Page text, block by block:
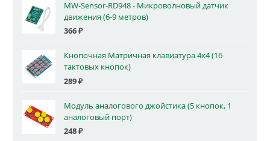
MW-Sensor-RD948 - Микроволновый датчик
движения (6-9 метров)
366₽
Кнопочная Матричная клавиатура 4x4 (16
тактовых кнопок)
289₽
Модуль аналогового джойстика (5 кнопок, 1
аналоговый порт)
248₽